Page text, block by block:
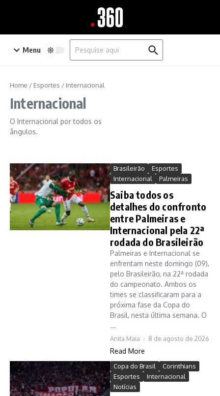
Menu
Procurar por:
Home / Esportes / Internacional
Internacional
O Internacional por todos os
ângulos.
Brasileirão
Esportes
Internacional
Palmeiras
Saiba todos os
detalhes do confronto
entre Palmeiras e
Internacional pela 22ª
rodada do Brasileirão
Palmeiras e Internacional se
enfrentam neste domingo (09),
pelo Brasileirão, na 22ª rodada
do campeonato. Ambos os
times se classificaram para a
próxima fase da Copa do
Brasil, nesta última semana. O
...
Anita Maia 8 de agosto de 2026
Read More
Copa do Brasil
Corinthians
Esportes
Internacional
Notícias